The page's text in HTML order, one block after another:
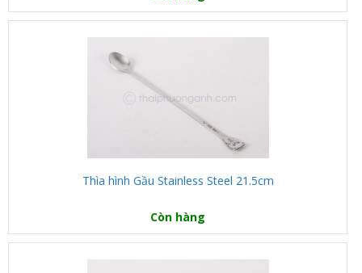
Thìa hình Gầu Stainless Steel 21.5cm
Còn hàng